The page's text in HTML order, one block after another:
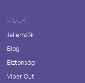
VIBER
Jellemzők
Blog
Biztonság
Viber Out